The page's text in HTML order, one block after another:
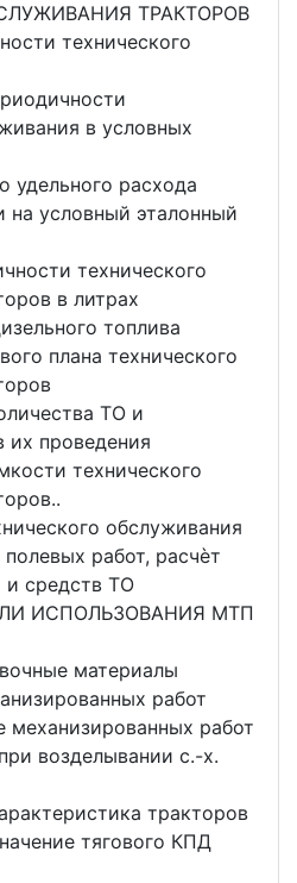
ТРАКТОРОВ
технического
в условных
удельного расхода
на условный эталонный
технического
в литрах
топлива
плана технического
ТО и
их проведения
технического
обслуживания
работ, расчѐт
и средств ТО
ИСПОЛЬЗОВАНИЯ МТП
материалы
работ
механизированных работ
возделывании с.-х.
тракторов
тягового КПД